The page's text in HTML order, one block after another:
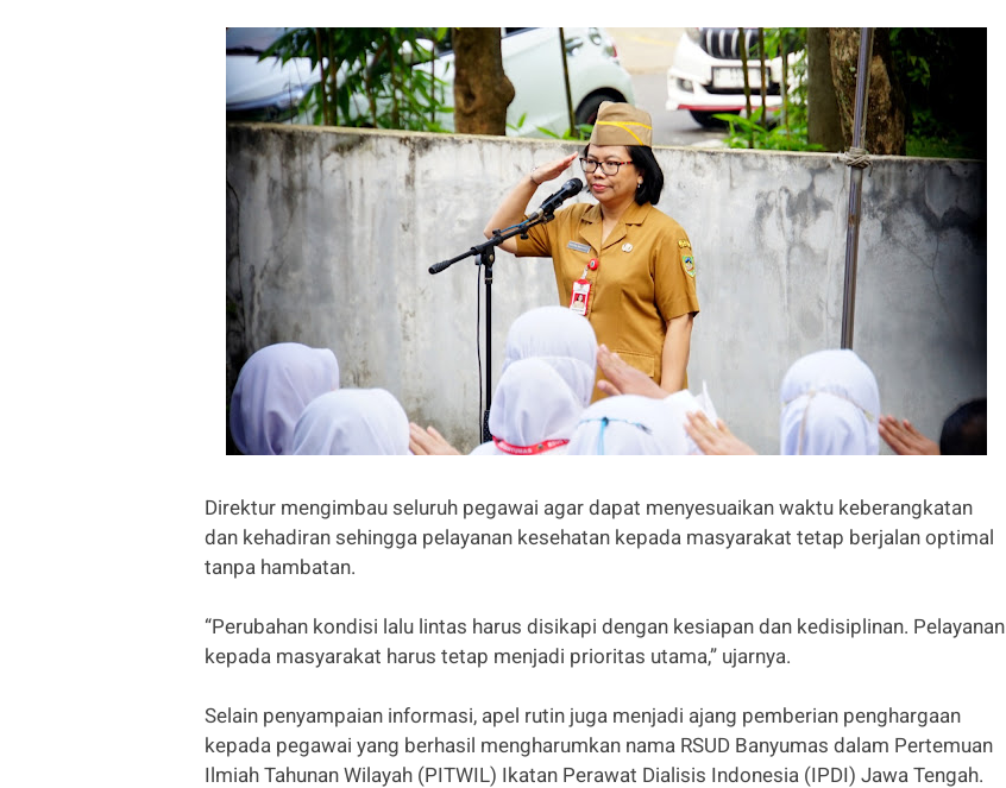
Direktur mengimbau seluruh pegawai agar dapat menyesuaikan waktu keberangkatan
dan kehadiran sehingga pelayanan kesehatan kepada masyarakat tetap berjalan optimal
tanpa hambatan.
“Perubahan kondisi lalu lintas harus disikapi dengan kesiapan dan kedisiplinan. Pelayanan
kepada masyarakat harus tetap menjadi prioritas utama,” ujarnya.
Selain penyampaian informasi, apel rutin juga menjadi ajang pemberian penghargaan
kepada pegawai yang berhasil mengharumkan nama RSUD Banyumas dalam Pertemuan
Ilmiah Tahunan Wilayah (PITWIL) Ikatan Perawat Dialisis Indonesia (IPDI) Jawa Tengah.